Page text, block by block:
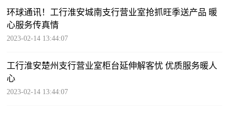
环球通讯！工行淮安城南支行营业室抢抓旺季送产品 暖
心服务传真情
2023-02-14 13:44:07
工行淮安楚州支行营业室柜台延伸解客忧 优质服务暖人
心
2023-02-14 13:44:07